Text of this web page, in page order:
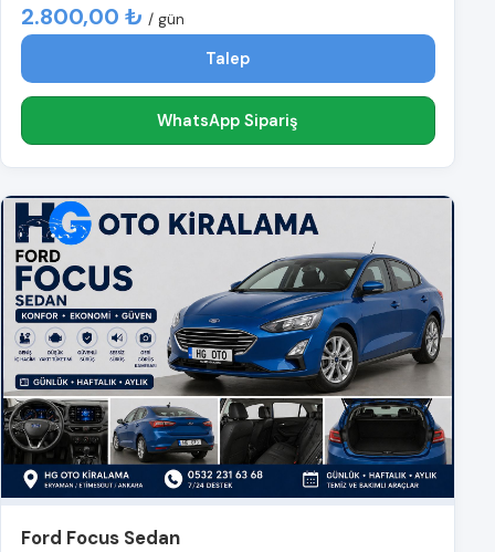
2.800,00 ₺ / gün
Talep
WhatsApp Sipariş
Ford Focus Sedan